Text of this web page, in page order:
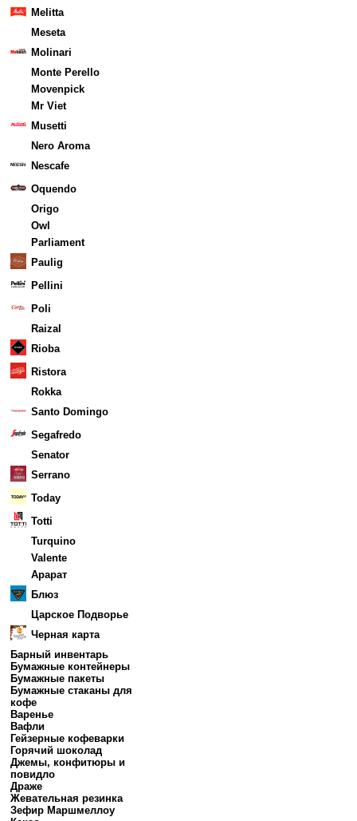
Melitta
Meseta
Molinari
Monte Perello
Movenpick
Mr Viet
Musetti
Nero Aroma
Nescafe
Oquendo
Origo
Owl
Parliament
Paulig
Pellini
Poli
Raizal
Rioba
Ristora
Rokka
Santo Domingo
Segafredo
Senator
Serrano
Today
Totti
Turquino
Valente
Арарат
Блюз
Царское Подворье
Черная карта
Барный инвентарь
Бумажные контейнеры
Бумажные пакеты
Бумажные стаканы для
кофе
Варенье
Вафли
Гейзерные кофеварки
Горячий шоколад
Джемы, конфитюры и
повидло
Драже
Жевательная резинка
Зефир Маршмеллоу